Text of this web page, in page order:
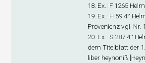
18. Ex .: F 1265
19. Ex .: H 59.4°
Provenienz vgl. Nr.
20. Ex .: S 287.4°
dem Titelblatt der
liber heynoniß